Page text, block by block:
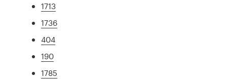
1713
1736
404
190
1785